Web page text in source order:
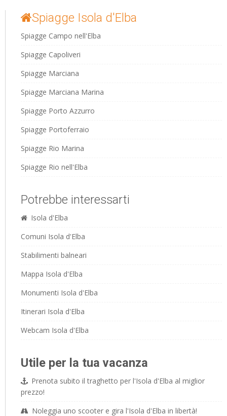
Spiagge Isola d'Elba
Spiagge Campo nell'Elba
Spiagge Capoliveri
Spiagge Marciana
Spiagge Marciana Marina
Spiagge Porto Azzurro
Spiagge Portoferraio
Spiagge Rio Marina
Spiagge Rio nell'Elba
Potrebbe interessarti
Isola d'Elba
Comuni Isola d'Elba
Stabilimenti balneari
Mappa Isola d'Elba
Monumenti Isola d'Elba
Itinerari Isola d'Elba
Webcam Isola d'Elba
Utile per la tua vacanza
Prenota subito il traghetto per l'Isola d'Elba al miglior
prezzo!
Noleggia uno scooter e gira l'Isola d'Elba in libertà!